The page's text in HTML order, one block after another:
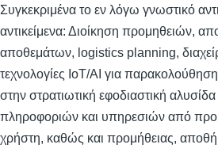
Συγκεκριμένα το εν λόγω γνωστικό
αντικείμενα: Διοίκηση προμηθειών,
αποθεμάτων, logistics planning,
τεχνολογίες IoT/AI για
στην στρατιωτική εφοδιαστική
πληροφοριών και υπηρεσιών από
χρήστη, καθώς και προμήθειας,